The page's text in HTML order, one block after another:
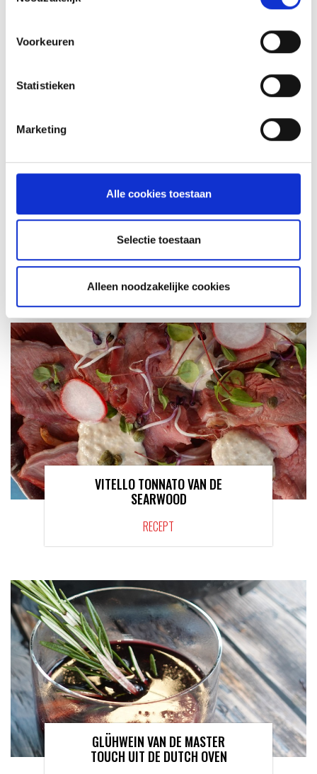
Voorkeuren
Statistieken
Marketing
Alle cookies toestaan
Selectie toestaan
Alleen noodzakelijke cookies
MEER INFORMATIE
KAISERSCHMARNN
RECEPT
VITELLO TONNATO VAN DE
SEARWOOD
RECEPT
GLÜHWEIN VAN DE MASTER
TOUCH UIT DE DUTCH OVEN